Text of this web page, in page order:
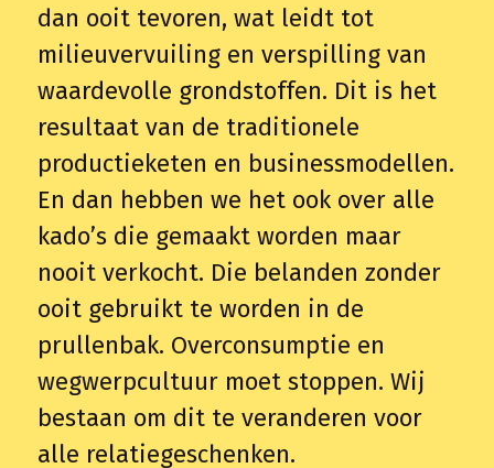
dan ooit tevoren, wat leidt tot
milieuvervuiling en verspilling van
waardevolle grondstoffen. Dit is het
resultaat van de traditionele
productieketen en businessmodellen.
En dan hebben we het ook over alle
kado’s die gemaakt worden maar
nooit verkocht. Die belanden zonder
ooit gebruikt te worden in de
prullenbak. Overconsumptie en
wegwerpcultuur moet stoppen. Wij
bestaan om dit te veranderen voor
alle relatiegeschenken.